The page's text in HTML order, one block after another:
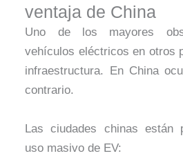
ventaja de China
Uno de los mayores
vehículos eléctricos en otros
infraestructura. En China
contrario.
Las ciudades chinas están
uso masivo de EV: